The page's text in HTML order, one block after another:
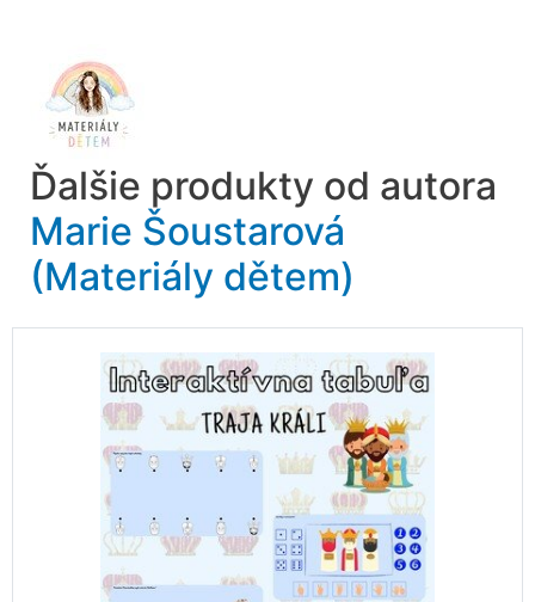
Ďalšie produkty od autora
Marie Šoustarová
(Materiály dětem)